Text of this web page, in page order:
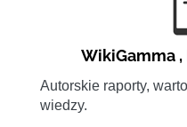
WikiGamma ,
Autorskie raporty,
wiedzy.